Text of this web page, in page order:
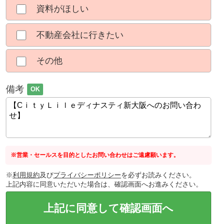
資料がほしい
不動産会社に行きたい
その他
備考 OK
※営業・セールスを目的としたお問い合わせはご遠慮願います。
※利用規約及びプライバシーポリシーを必ずお読みください。
上記内容に同意いただいた場合は、確認画面へお進みください。
上記に同意して確認画面へ